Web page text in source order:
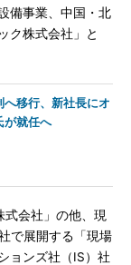
備事業、中国・北
ク株式会社」と
移行、新社長にオ
が就任へ
会社」の他、現
で展開する「現場
ョンズ社（IS）社